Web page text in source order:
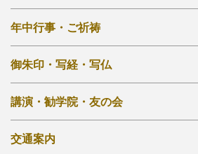
鎌倉再建
江戸再興
明治から現在
拝観時間・拝観料
境内案内図
大仏殿
法華堂（三月堂）
その他のお堂
年中行事・ご祈祷
年中行事一覧
秘仏開扉について
ご祈祷について
御朱印・写経・写仏
御朱印について
写経・写仏について
ご自宅でのお写経・写仏
講演・勧学院・友の会
講演会・催事
外部リンク他
交通案内